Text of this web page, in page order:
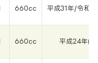
660cc 平成31年/令和1
660cc 平成24年